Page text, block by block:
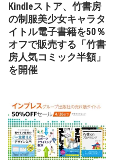
Kindleストア、竹書房
の制服美少女キャラタ
イトル電子書籍を50％
オフで販売する「竹書
房人気コミック半額」
を開催